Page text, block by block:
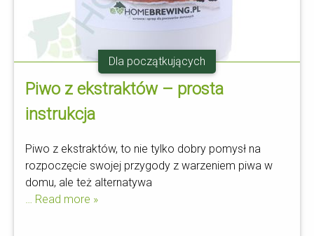
Dla początkujących
Piwo z ekstraktów – prosta
instrukcja
Piwo z ekstraktów, to nie tylko dobry pomysł na
rozpoczęcie swojej przygody z warzeniem piwa w
domu, ale też alternatywa
… Read more »